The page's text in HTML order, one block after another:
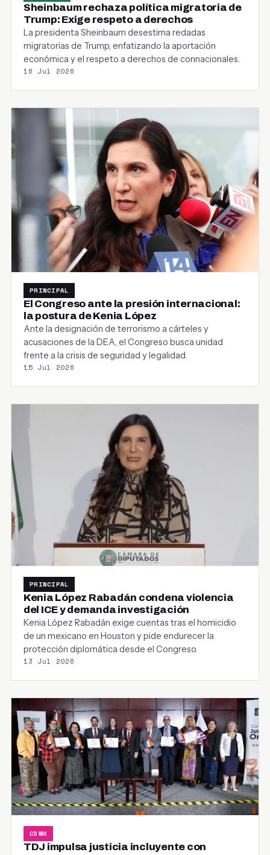
Sheinbaum rechaza política migratoria de
Trump: Exige respeto a derechos
La presidenta Sheinbaum desestima redadas
migratorias de Trump, enfatizando la aportación
económica y el respeto a derechos de connacionales.
16 Jul 2026
PRINCIPAL
El Congreso ante la presión internacional:
la postura de Kenia López
Ante la designación de terrorismo a cárteles y
acusaciones de la DEA, el Congreso busca unidad
frente a la crisis de seguridad y legalidad.
15 Jul 2026
PRINCIPAL
Kenia López Rabadán condena violencia
del ICE y demanda investigación
Kenia López Rabadán exige cuentas tras el homicidio
de un mexicano en Houston y pide endurecer la
protección diplomática desde el Congreso.
13 Jul 2026
CDMX
TDJ impulsa justicia incluyente con